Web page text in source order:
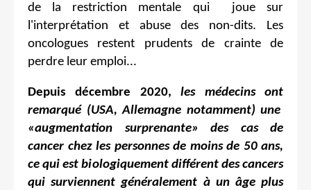
de la restriction mentale qui joue sur
l'interprétation et abuse des non-dits. Les
oncologues restent prudents de crainte de
perdre leur emploi...
Depuis décembre 2020,les médecins ont
remarqué (USA, Allemagne notamment) une
«augmentation surprenante» des cas de
cancer chez les personnes de moins de 50 ans,
ce qui est biologiquement différent des cancers
qui surviennent généralement à un âge plus